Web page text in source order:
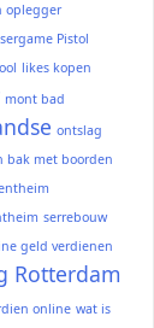
oplegger
Pistol
likes kopen
mont bad
ontslag
bak met boorden
serrebouw
geld verdienen
Rotterdam
online wat is